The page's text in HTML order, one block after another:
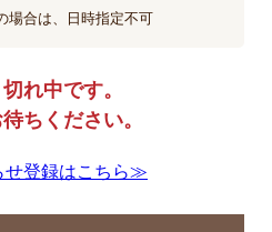
場合は、日時指定不可
れ中です。
ちください。
せ登録はこちら≫